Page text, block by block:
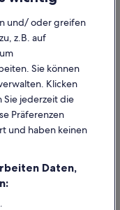
und/ oder greifen
z.B. auf
Sie können
Klicken
Sie jederzeit die
Präferenzen
und haben keinen
Daten,